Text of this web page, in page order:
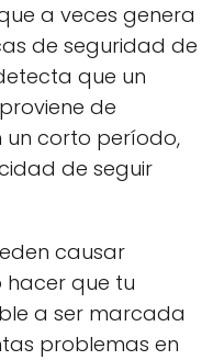
a veces genera
de seguridad de
que un
de
un corto período,
de seguir
causar
hacer que tu
a ser marcada
problemas en